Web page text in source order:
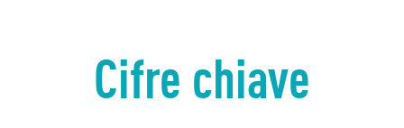
Cifre chiave